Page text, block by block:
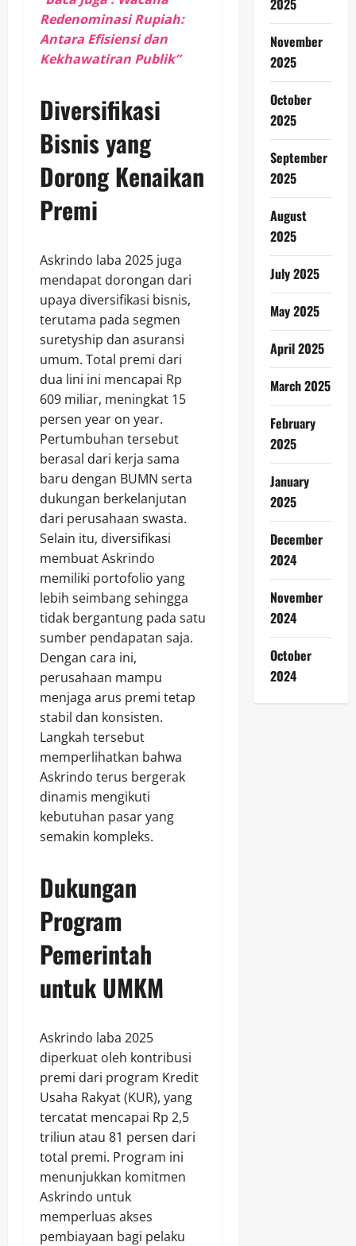
Redenominasi Rupiah:
Antara Efisiensi dan
Kekhawatiran Publik”
Diversifikasi
Bisnis yang
Dorong Kenaikan
Premi
Askrindo laba 2025 juga
mendapat dorongan dari
upaya diversifikasi bisnis,
terutama pada segmen
suretyship dan asuransi
umum. Total premi dari
dua lini ini mencapai Rp
609 miliar, meningkat 15
persen year on year.
Pertumbuhan tersebut
berasal dari kerja sama
baru dengan BUMN serta
dukungan berkelanjutan
dari perusahaan swasta.
Selain itu, diversifikasi
membuat Askrindo
memiliki portofolio yang
lebih seimbang sehingga
tidak bergantung pada satu
sumber pendapatan saja.
Dengan cara ini,
perusahaan mampu
menjaga arus premi tetap
stabil dan konsisten.
Langkah tersebut
memperlihatkan bahwa
Askrindo terus bergerak
dinamis mengikuti
kebutuhan pasar yang
semakin kompleks.
Dukungan
Program
Pemerintah
untuk UMKM
Askrindo laba 2025
diperkuat oleh kontribusi
premi dari program Kredit
Usaha Rakyat (KUR), yang
tercatat mencapai Rp 2,5
triliun atau 81 persen dari
total premi. Program ini
menunjukkan komitmen
Askrindo untuk
memperluas akses
pembiayaan bagi pelaku
2025
November
2025
October
2025
September
2025
August
2025
July 2025
May 2025
April 2025
March 2025
February
2025
January
2025
December
2024
November
2024
October
2024